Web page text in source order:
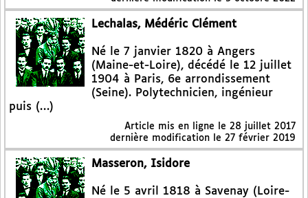
Lechalas, Médéric Clément
Né le 7 janvier 1820 à Angers
(Maine-et-Loire), décédé le 12 juillet
1904 à Paris, 6e arrondissement
(Seine). Polytechnicien, ingénieur
puis (…)
Article mis en ligne le 28 juillet 2017
dernière modification le 27 février 2019
Masseron, Isidore
Né le 5 avril 1818 à Savenay (Loire-